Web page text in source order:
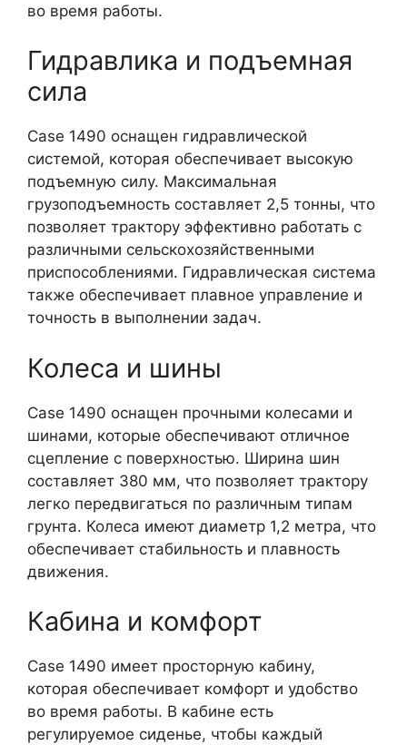
во время работы.
Гидравлика и подъемная
сила
Case 1490 оснащен гидравлической
системой, которая обеспечивает высокую
подъемную силу. Максимальная
грузоподъемность составляет 2,5 тонны, что
позволяет трактору эффективно работать с
различными сельскохозяйственными
приспособлениями. Гидравлическая система
также обеспечивает плавное управление и
точность в выполнении задач.
Колеса и шины
Case 1490 оснащен прочными колесами и
шинами, которые обеспечивают отличное
сцепление с поверхностью. Ширина шин
составляет 380 мм, что позволяет трактору
легко передвигаться по различным типам
грунта. Колеса имеют диаметр 1,2 метра, что
обеспечивает стабильность и плавность
движения.
Кабина и комфорт
Case 1490 имеет просторную кабину,
которая обеспечивает комфорт и удобство
во время работы. В кабине есть
регулируемое сиденье, чтобы каждый